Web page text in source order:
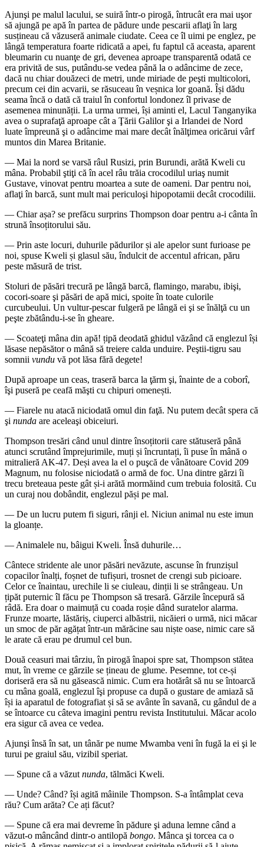
Ajunşi pe malul lacului, se suiră într-o pirogă, întrucât era mai uşor
să ajungă pe apă în partea de pădure unde pescarii aflaţi în larg
susțineau că văzuseră animale ciudate. Ceea ce îl uimi pe englez, pe
lângă temperatura foarte ridicată a apei, fu faptul că aceasta, aparent
bleumarin cu nuanţe de gri, devenea aproape transparentă odată ce
era privită de sus, putându-se vedea până la o adâncime de zece,
dacă nu chiar douăzeci de metri, unde miriade de peşti multicolori,
precum cei din acvarii, se răsuceau în veșnica lor goană. Își dădu
seama încă o dată că traiul în confortul londonez îl privase de
asemenea minunății. La urma urmei, își aminti el, Lacul Tanganyika
avea o suprafaţă aproape cât a Ţării Galilor şi a Irlandei de Nord
luate împreună şi o adâncime mai mare decât înălţimea oricărui vârf
muntos din Marea Britanie.
— Mai la nord se varsă râul Rusizi, prin Burundi, arătă Kweli cu
mâna. Probabil ştiţi că în acel râu trăia crocodilul uriaş numit
Gustave, vinovat pentru moartea a sute de oameni. Dar pentru noi,
aflaţi în barcă, sunt mult mai periculoşi hipopotamii decât crocodilii.
— Chiar așa? se prefăcu surprins Thompson doar pentru a-i cânta în
strună însoțitorului său.
— Prin aste locuri, duhurile pădurilor și ale apelor sunt furioase pe
noi, spuse Kweli și glasul său, îndulcit de accentul african, păru
peste măsură de trist.
Stoluri de păsări trecură pe lângă barcă, flamingo, marabu, ibişi,
cocori-soare şi păsări de apă mici, spoite în toate culorile
curcubeului. Un vultur-pescar fulgeră pe lângă ei şi se înălţă cu un
peşte zbătându-i-se în gheare.
— Scoateţi mâna din apă! țipă deodată ghidul văzând că englezul își
lăsase nepăsător o mână să treiere calda unduire. Peştii-tigru sau
somnii vundu vă pot lăsa fără degete!
După aproape un ceas, traseră barca la ţărm şi, înainte de a coborî,
îşi puseră pe ceafă măşti cu chipuri omenești.
— Fiarele nu atacă niciodată omul din faţă. Nu putem decât spera că
şi nunda are aceleaşi obiceiuri.
Thompson tresări când unul dintre însoțitorii care stătuseră până
atunci scrutând împrejurimile, muți și încruntați, îi puse în mână o
mitralieră AK-47. Deși avea la el o puşcă de vânătoare Covid 209
Magnum, nu folosise niciodată o armă de foc. Una dintre gărzi îi
trecu breteaua peste gât și-i arătă mormăind cum trebuia folosită. Cu
un curaj nou dobândit, englezul păși pe mal.
— De un lucru putem fi siguri, rânji el. Niciun animal nu este imun
la gloanțe.
— Animalele nu, bâigui Kweli. Însă duhurile…
Cântece stridente ale unor păsări nevăzute, ascunse în frunzișul
copacilor înalți, foșnet de tufișuri, trosnet de crengi sub picioare.
Celor ce înaintau, urechile li se ciuleau, dinții li se strângeau. Un
țipăt puternic îl făcu pe Thompson să tresară. Gărzile începură să
râdă. Era doar o maimuță cu coada roșie dând suratelor alarma.
Frunze moarte, lăstăriș, ciuperci albăstrii, nicăieri o urmă, nici măcar
un smoc de păr agățat într-un mărăcine sau niște oase, nimic care să
le arate că erau pe drumul cel bun.
Două ceasuri mai târziu, în pirogă înapoi spre sat, Thompson stătea
mut, în vreme ce gărzile se țineau de glume. Pesemne, tot ce-și
doriseră era să nu găsească nimic. Cum era hotărât să nu se întoarcă
cu mâna goală, englezul îşi propuse ca după o gustare de amiază să
își ia aparatul de fotografiat și să se avânte în savană, cu gândul de a
se întoarce cu câteva imagini pentru revista Institutului. Măcar acolo
era sigur că avea ce vedea.
Ajunşi însă în sat, un tânăr pe nume Mwamba veni în fugă la ei şi le
turui pe graiul său, vizibil speriat.
— Spune că a văzut nunda, tălmăci Kweli.
— Unde? Când? își agită mâinile Thompson. S-a întâmplat ceva
rău? Cum arăta? Ce ați făcut?
— Spune că era mai devreme în pădure şi aduna lemne când a
văzut-o mâncând dintr-o antilopă bongo. Mânca şi torcea ca o